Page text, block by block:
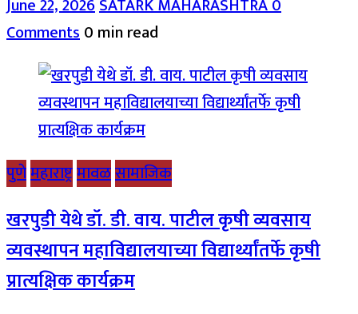
Comments0 min read
पुणेमहाराष्ट्रमावळसामाजिक
खरपुडी येथे डॉ. डी. वाय. पाटील कृषी व्यवसाय
व्यवस्थापन महाविद्यालयाच्या विद्यार्थ्यांतर्फे कृषी
प्रात्यक्षिक कार्यक्रम